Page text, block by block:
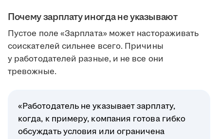
Почему зарплату иногда не указывают
Пустое поле «Зарплата» может настораживать
соискателей сильнее всего. Причины
у работодателей разные, и не все они
тревожные.
«Работодатель не указывает зарплату,
когда, к примеру, компания готова гибко
обсуждать условия или ограничена